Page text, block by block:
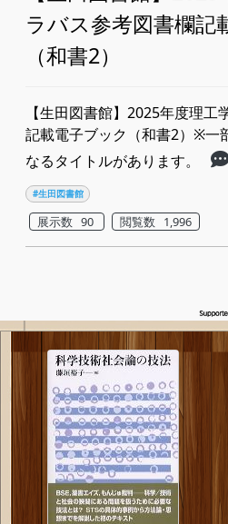
ラバス参考図書欄記
（和書2）
【生田図書館】2025年度理
記載電子ブック（和書2）※一
なるタイトルがあります。
#生田図書館
展示数 90 閲覧数 1,996